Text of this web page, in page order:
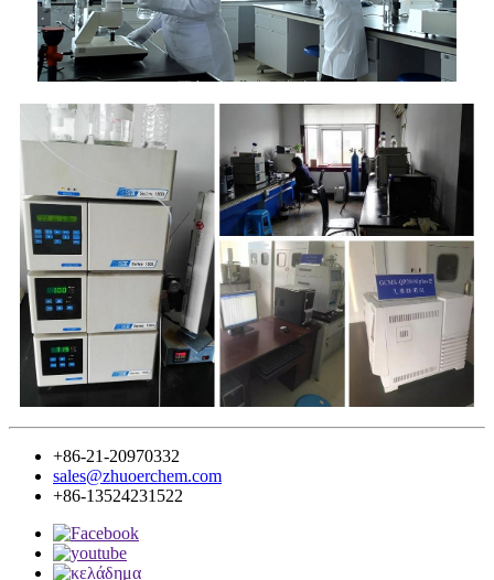
+86-21-20970332
sales@zhuoerchem.com
+86-13524231522